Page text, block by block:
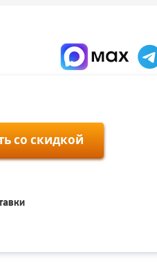
со скидкой